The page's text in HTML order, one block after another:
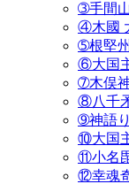
➂手間
④木國
➄根堅
⑥大国
➆木俣
⑧八千
➈神語
⑩大国
⑪小名
⑫幸魂